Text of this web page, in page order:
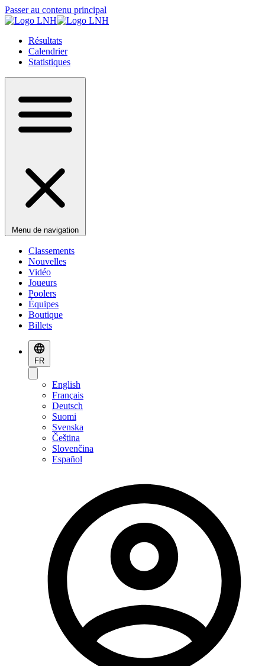
Passer au contenu principal
Résultats
Calendrier
Statistiques
Menu de navigation
Classements
Nouvelles
Vidéo
Joueurs
Poolers
Équipes
Boutique
Billets
FR
English
Français
Deutsch
Suomi
Svenska
Čeština
Slovenčina
Español